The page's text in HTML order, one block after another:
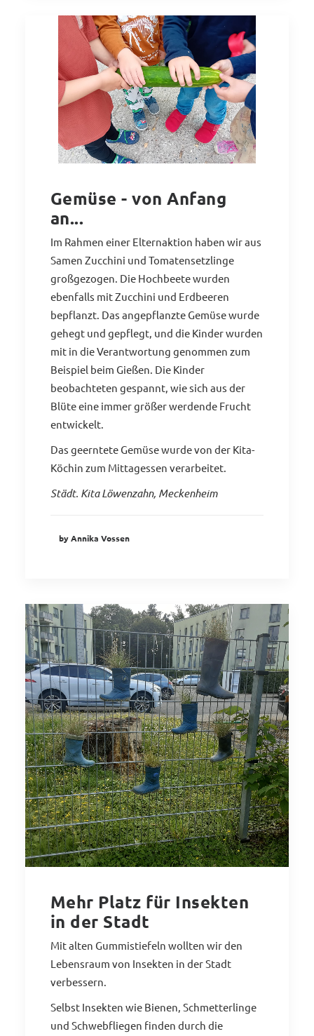
Gemüse - von Anfang
an...
Im Rahmen einer Elternaktion haben wir aus
Samen Zucchini und Tomatensetzlinge
großgezogen. Die Hochbeete wurden
ebenfalls mit Zucchini und Erdbeeren
bepflanzt. Das angepflanzte Gemüse wurde
gehegt und gepflegt, und die Kinder wurden
mit in die Verantwortung genommen zum
Beispiel beim Gießen. Die Kinder
beobachteten gespannt, wie sich aus der
Blüte eine immer größer werdende Frucht
entwickelt.
Das geerntete Gemüse wurde von der Kita-
Köchin zum Mittagessen verarbeitet.
Städt. Kita Löwenzahn, Meckenheim
by Annika Vossen
Mehr Platz für Insekten
in der Stadt
Mit alten Gummistiefeln wollten wir den
Lebensraum von Insekten in der Stadt
verbessern.
Selbst Insekten wie Bienen, Schmetterlinge
und Schwebfliegen finden durch die